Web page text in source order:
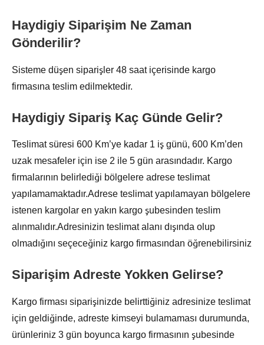
Haydigiy Siparişim Ne Zaman
Gönderilir?
Sisteme düşen siparişler 48 saat içerisinde kargo
firmasına teslim edilmektedir.
Haydigiy Sipariş Kaç Günde Gelir?
Teslimat süresi 600 Km’ye kadar 1 iş günü, 600 Km’den
uzak mesafeler için ise 2 ile 5 gün arasındadır. Kargo
firmalarının belirlediği bölgelere adrese teslimat
yapılamamaktadır.Adrese teslimat yapılamayan bölgelere
istenen kargolar en yakın kargo şubesinden teslim
alınmalıdır.Adresinizin teslimat alanı dışında olup
olmadığını seçeceğiniz kargo firmasından öğrenebilirsiniz
Siparişim Adreste Yokken Gelirse?
Kargo firması siparişinizde belirttiğiniz adresinize teslimat
için geldiğinde, adreste kimseyi bulamaması durumunda,
ürünleriniz 3 gün boyunca kargo firmasının şubesinde